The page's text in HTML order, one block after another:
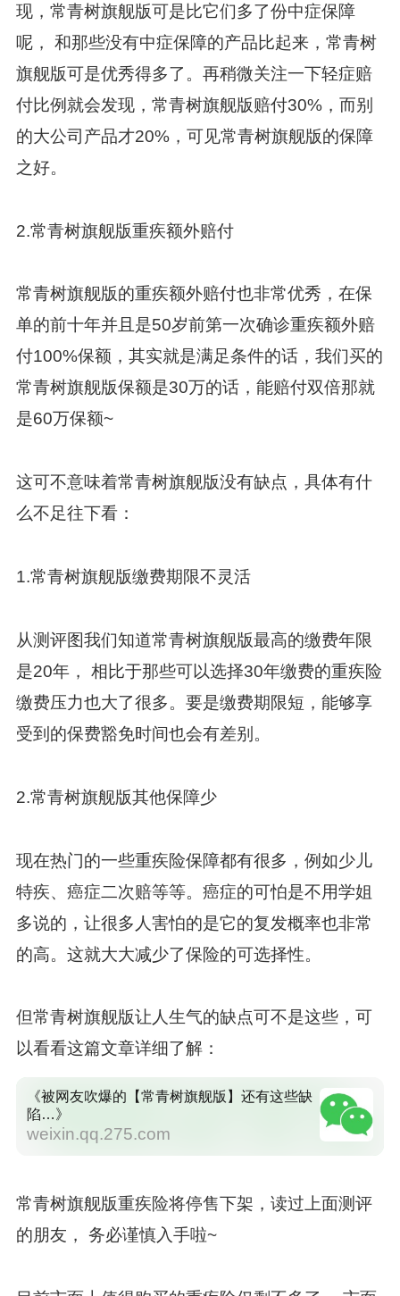
现，常青树旗舰版可是比它们多了份中症保障
呢， 和那些没有中症保障的产品比起来，常青树
旗舰版可是优秀得多了。再稍微关注一下轻症赔
付比例就会发现，常青树旗舰版赔付30%，而别
的大公司产品才20%，可见常青树旗舰版的保障
之好。
2.常青树旗舰版重疾额外赔付
常青树旗舰版的重疾额外赔付也非常优秀，在保
单的前十年并且是50岁前第一次确诊重疾额外赔
付100%保额，其实就是满足条件的话，我们买的
常青树旗舰版保额是30万的话，能赔付双倍那就
是60万保额~
这可不意味着常青树旗舰版没有缺点，具体有什
么不足往下看：
1.常青树旗舰版缴费期限不灵活
从测评图我们知道常青树旗舰版最高的缴费年限
是20年， 相比于那些可以选择30年缴费的重疾险
缴费压力也大了很多。要是缴费期限短，能够享
受到的保费豁免时间也会有差别。
2.常青树旗舰版其他保障少
现在热门的一些重疾险保障都有很多，例如少儿
特疾、癌症二次赔等等。癌症的可怕是不用学姐
多说的，让很多人害怕的是它的复发概率也非常
的高。这就大大减少了保险的可选择性。
但常青树旗舰版让人生气的缺点可不是这些，可
以看看这篇文章详细了解：
《被网友吹爆的【常青树旗舰版】还有这些缺
陷…》
weixin.qq.275.com
常青树旗舰版重疾险将停售下架，读过上面测评
的朋友， 务必谨慎入手啦~